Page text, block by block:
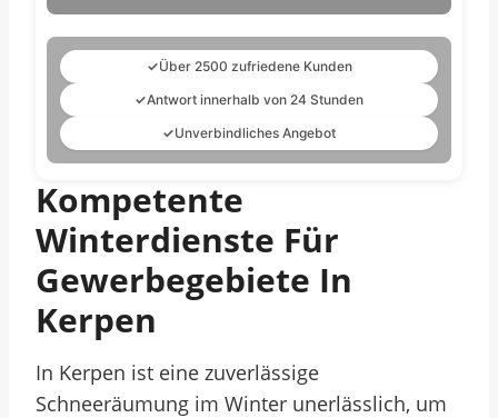
✓Über 2500 zufriedene Kunden
✓Antwort innerhalb von 24 Stunden
✓Unverbindliches Angebot
Kompetente
Winterdienste Für
Gewerbegebiete In
Kerpen
In Kerpen ist eine zuverlässige
Schneeräumung im Winter unerlässlich, um